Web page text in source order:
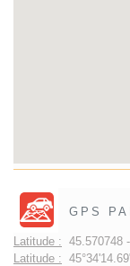
GPS
Latitude : 45.570748 -
Latitude :